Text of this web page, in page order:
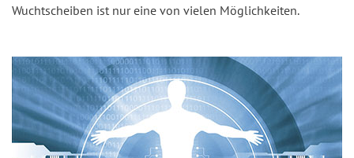
Wuchtscheiben ist nur eine von vielen Möglichkeiten.